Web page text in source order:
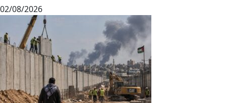
02/08/2026